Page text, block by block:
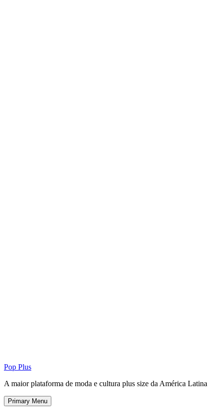
Pop Plus
A maior plataforma de moda e cultura plus size da América Latina
Primary Menu